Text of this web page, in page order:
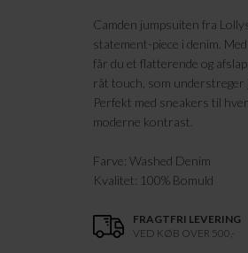
Camden jumpsuiten fra
statement-piece i denim.
får du et flatterende og
råt touch, som
Perfekt med sneakers til
moderne kontrast.
Farve: Washed Denim
Kvalitet: 100% Bomuld
FRAGTFRI LEVERING
VED KØB OVER 500,-